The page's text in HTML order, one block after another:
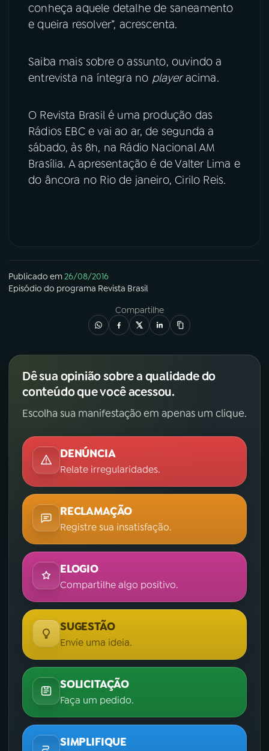
conheça aquele detalhe de saneamento
e queira resolver”, acrescenta.
Saiba mais sobre o assunto, ouvindo a
entrevista na íntegra no playeracima.
O Revista Brasil é uma produção das
Rádios EBC e vai ao ar, de segunda a
sábado, às 8h, na Rádio Nacional AM
Brasília. A apresentação é de Valter Lima e
do âncora no Rio de janeiro, Cirilo Reis.
Publicado em26/08/2016
Episódio do programa Revista Brasil
Compartilhe
Dê sua opinião sobre a qualidade do
conteúdo que você acessou.
Escolha sua manifestação em apenas um clique.
DENÚNCIA
Relate irregularidades.
RECLAMAÇÃO
Registre sua insatisfação.
ELOGIO
Compartilhe algo positivo.
SUGESTÃO
Envie uma ideia.
SOLICITAÇÃO
Faça um pedido.
SIMPLIFIQUE